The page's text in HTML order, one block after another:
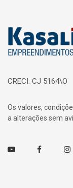
CRECI: CJ 5164\O
Os valores,
a alterações sem
Youtube Facebook